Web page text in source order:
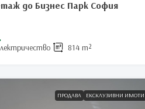
до Бизнес Парк София
814 m²
ПРОДАВА ЕКСКЛУЗИВНИ ИМОТИ